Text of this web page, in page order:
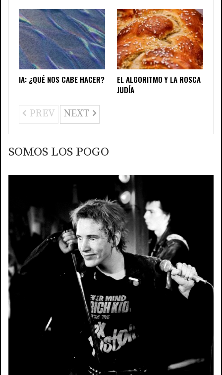
IA: ¿QUÉ NOS CABE HACER?
EL ALGORITMO Y LA ROSCA
JUDÍA
PREV NEXT
SOMOS LOS POGO